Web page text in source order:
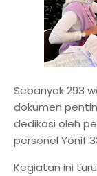
Sebanyak 293
dokumen
dedikasi oleh
personel Yonif
Kegiatan ini